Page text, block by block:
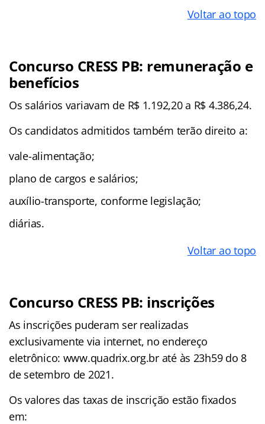
Voltar ao topo
Concurso CRESS PB: remuneração e
benefícios
Os salários variavam de R$ 1.192,20 a R$ 4.386,24.
Os candidatos admitidos também terão direito a:
vale-alimentação;
plano de cargos e salários;
auxílio-transporte, conforme legislação;
diárias.
Voltar ao topo
Concurso CRESS PB: inscrições
As inscrições puderam ser realizadas
exclusivamente via internet, no endereço
eletrônico: www.quadrix.org.br até às 23h59 do 8
de setembro de 2021.
Os valores das taxas de inscrição estão fixados
em: